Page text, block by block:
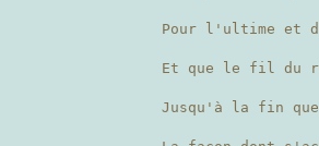
Pour l'ultime et
Et que le fil du
Jusqu'à la fin